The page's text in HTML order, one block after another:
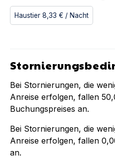
Haustier 8,33 € / Nacht
Bei Stornierungen, die
Anreise erfolgen, fallen
Buchungspreises an.
Bei Stornierungen, die
Anreise erfolgen, fallen
an.